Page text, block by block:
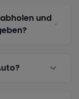
und